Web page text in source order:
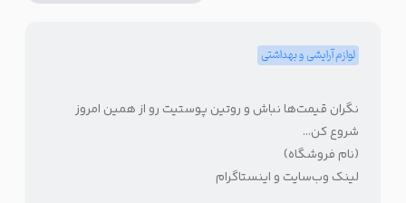
لوازم آرایشی و بهداشتی
نگران قیمت‌ها نباش و روتین پوستیت رو از همین امروز
شروع کن…
(نام فروشگاه)
لینک وب‌سایت و اینستاگرام